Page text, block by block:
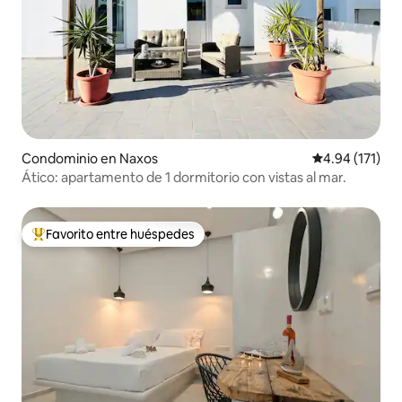
Condominio en Naxos Calificación
4.94 (171)
Ático: apartamento de 1 dormitorio con vistas al mar.
De los mejores en Favorito entre huéspedes
Favorito entre huéspedes